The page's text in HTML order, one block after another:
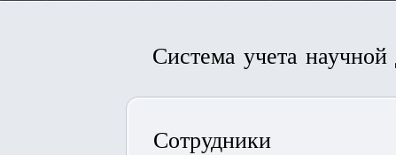
Система учета научной
Сотрудники